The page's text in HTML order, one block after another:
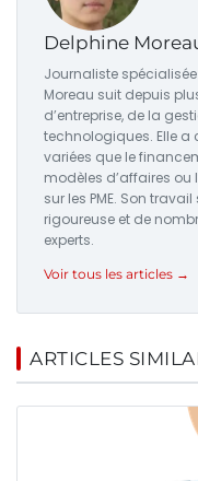
Delphine
Journaliste
Moreau suit depuis
d’entreprise, de la
technologiques. Elle
variées que le
modèles d’affaires
sur les PME. Son
rigoureuse et de
experts.
Voir tous les articles →
ARTICLES